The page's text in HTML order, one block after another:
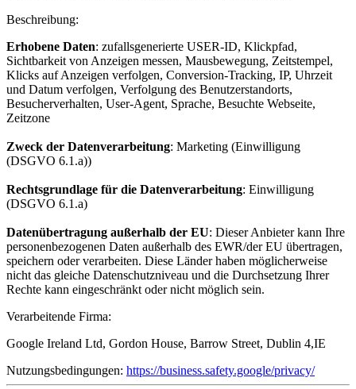
Beschreibung:
Erhobene Daten: zufallsgenerierte USER-ID, Klickpfad,
Sichtbarkeit von Anzeigen messen, Mausbewegung, Zeitstempel,
Klicks auf Anzeigen verfolgen, Conversion-Tracking, IP, Uhrzeit
und Datum verfolgen, Verfolgung des Benutzerstandorts,
Besucherverhalten, User-Agent, Sprache, Besuchte Webseite,
Zeitzone
Zweck der Datenverarbeitung: Marketing (Einwilligung
(DSGVO 6.1.a))
Rechtsgrundlage für die Datenverarbeitung: Einwilligung
(DSGVO 6.1.a)
Datenübertragung außerhalb der EU: Dieser Anbieter kann Ihre
personenbezogenen Daten außerhalb des EWR/der EU übertragen,
speichern oder verarbeiten. Diese Länder haben möglicherweise
nicht das gleiche Datenschutzniveau und die Durchsetzung Ihrer
Rechte kann eingeschränkt oder nicht möglich sein.
Verarbeitende Firma:
Google Ireland Ltd, Gordon House, Barrow Street, Dublin 4,IE
Nutzungsbedingungen: https://business.safety.google/privacy/